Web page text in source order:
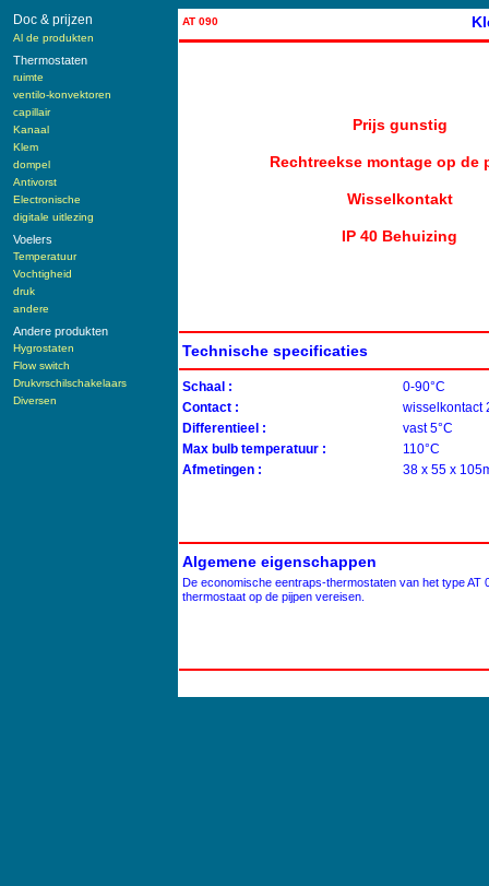
Doc & prijzen
Al de produkten
Thermostaten
ruimte
ventilo-konvektoren
capillair
Kanaal
Klem
dompel
Antivorst
Electronische
digitale uitlezing
Voelers
Temperatuur
Vochtigheid
druk
andere
Andere produkten
Hygrostaten
Flow switch
Drukvrschilschakelaars
Diversen
AT 090
Prijs gunstig
Rechtreekse montage op de
Wisselkontakt
IP 40 Behuizing
Technische specificaties
Schaal :
0-90°C
Contact :
wisselkontact
Differentieel :
vast 5°C
Max bulb temperatuur :
110°C
Afmetingen :
38 x 55 x
Algemene eigenschappen
De economische eentraps-thermostaten van het type AT
thermostaat op de pijpen vereisen.